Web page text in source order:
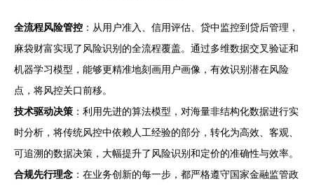
全流程风险管控 ：从用户准入、信用评估、贷中监控到贷后管理，
麻袋财富实现了风险识别的全流程覆盖。通过多维数据交叉验证和
机器学习模型，能够更精准地刻画用户画像，有效识别潜在风险
点，将风控关口前移。
技术驱动决策 ：利用先进的算法模型，对海量非结构化数据进行实
时分析，将传统风控中依赖人工经验的部分，转化为高效、客观、
可追溯的数据决策，大幅提升了风险识别和定价的准确性与效率。
合规先行理念 ：在业务创新的每一步，都严格遵守国家金融监管政